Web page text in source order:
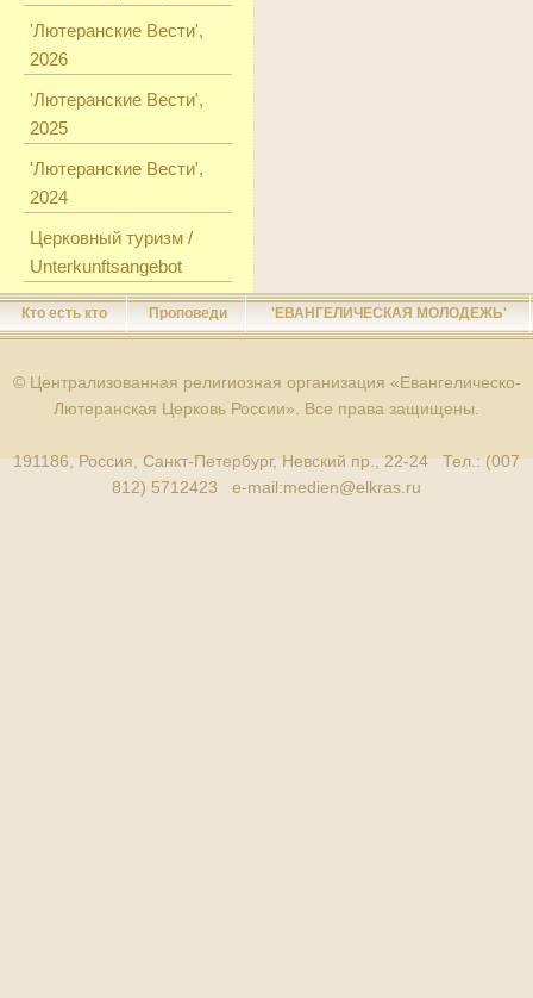
'Лютеранские Вести',
2026
'Лютеранские Вести',
2025
'Лютеранские Вести',
2024
Церковный туризм /
Unterkunftsangebot
Кто есть кто Проповеди 'ЕВАНГЕЛИЧЕСКАЯ МОЛОДЕЖЬ'
© Централизованная религиозная организация «Евангелическо-
Лютеранская Церковь России». Все права защищены.
191186, Россия, Санкт-Петербург, Невский пр., 22-24 Тел.: (007
812) 5712423 e-mail:medien@elkras.ru